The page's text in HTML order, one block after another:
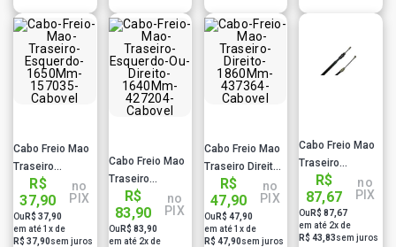
Cabo Freio Mao
Traseiro
Esquerdo
1650Mm
157035 Cabovel
R$
37,90
no
PIX
Ou R$ 37,90
em até 1x de
R$ 37,90sem juros
Cabo Freio Mao
Traseiro
Esquerdo Ou
Direito 1640Mm
427204 Cabovel
R$
83,90
no
PIX
Ou R$ 83,90
em até 2x de
Cabo Freio Mao
Traseiro Direito
1860Mm
437364 Cabovel
R$
47,90
no
PIX
Ou R$ 47,90
em até 1x de
R$ 47,90sem juros
Cabo Freio Mao
Traseiro
1730Mm
177345 Cabovel
R$
87,67
no
PIX
Ou R$ 87,67
em até 2x de
R$ 43,83sem juros